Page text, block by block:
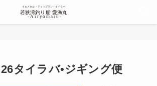
タイラバ•ジギング便